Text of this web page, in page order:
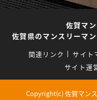
佐賀マ
佐賀県のマンスリーマ
関連リンク サイト
サイト運
Copyright(c) 佐賀マン